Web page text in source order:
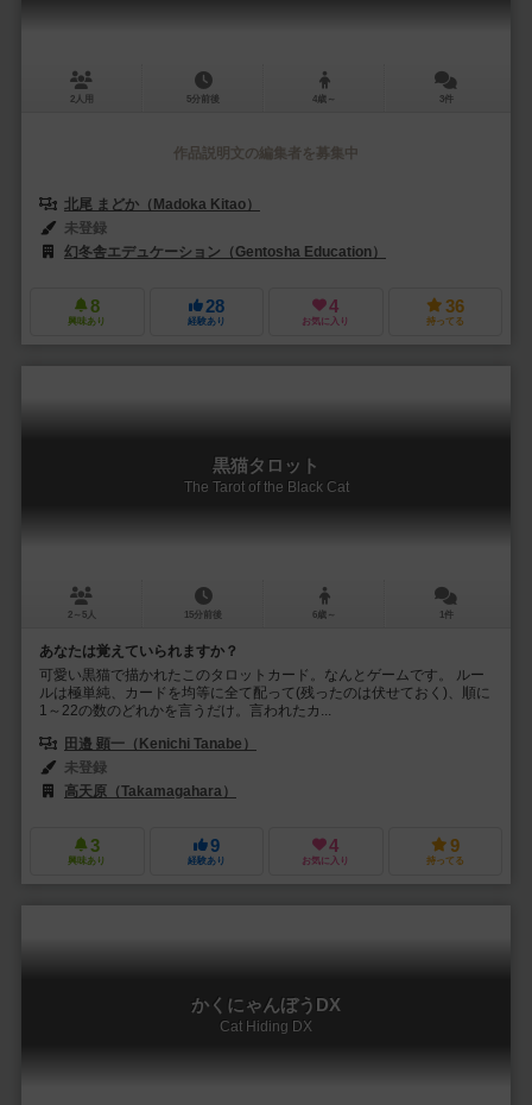
2人用 5分前後 4歳～ 3件
作品説明文の編集者を募集中
北尾 まどか（Madoka Kitao）
未登録
幻冬舎エデュケーション（Gentosha Education）
8
興味あり
28
経験あり
4
お気に入り
36
持ってる
黒猫タロット
The Tarot of the Black Cat
2～5人 15分前後 6歳～ 1件
あなたは覚えていられますか？
可愛い黒猫で描かれたこのタロットカード。なんとゲームです。 ルー
ルは極単純、カードを均等に全て配って(残ったのは伏せておく)、順に
1～22の数のどれかを言うだけ。言われたカ...
田邉 顕一（Kenichi Tanabe）
未登録
高天原（Takamagahara）
3
興味あり
9
経験あり
4
お気に入り
9
持ってる
かくにゃんぼうDX
Cat Hiding DX